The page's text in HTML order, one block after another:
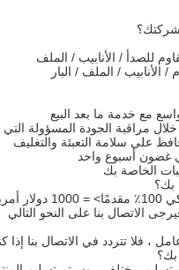
الأنابيب / الملف / البار